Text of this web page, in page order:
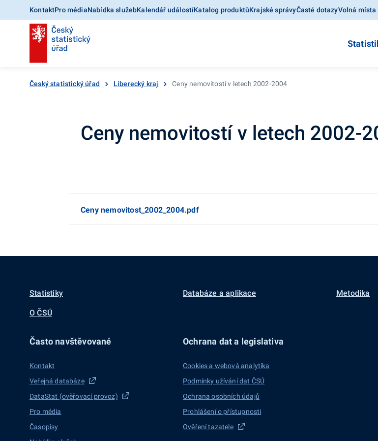
KontaktPro médiaNabídka služebKalendář událostíKatalog produktůKrajské správyČasté dotazyVolná místa
Český statistický úřad Liberecký kraj Ceny nemovitostí v letech 2002-2004
Ceny nemovitostí v letech 2002-
Ceny nemovitost_2002_2004.pdf
Statistiky Databáze a aplikace Metodika
O ČSÚ
Často navštěvované
Kontakt
Veřejná databáze
DataStat (ověřovací provoz)
Pro média
Časopisy
Ochrana dat a legislativa
Cookies a webová analytika
Podmínky užívání dat ČSÚ
Ochrana osobních údajů
Prohlášení o přístupnosti
Ověření tazatele